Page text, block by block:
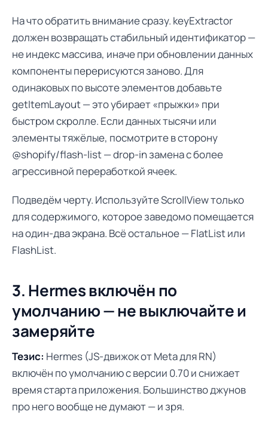
На что обратить внимание сразу. keyExtractor
должен возвращать стабильный идентификатор —
не индекс массива, иначе при обновлении данных
компоненты перерисуются заново. Для
одинаковых по высоте элементов добавьте
getItemLayout — это убирает «прыжки» при
быстром скролле. Если данных тысячи или
элементы тяжёлые, посмотрите в сторону
@shopify/flash-list — drop-in замена с более
агрессивной переработкой ячеек.
Подведём черту. Используйте ScrollView только
для содержимого, которое заведомо помещается
на один-два экрана. Всё остальное — FlatList или
FlashList.
3. Hermes включён по
умолчанию — не выключайте и
замеряйте
Тезис: Hermes (JS-движок от Meta для RN)
включён по умолчанию с версии 0.70 и снижает
время старта приложения. Большинство джунов
про него вообще не думают — и зря.